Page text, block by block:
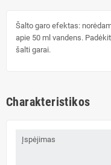
Šalto garo efektas:
apie 50 ml vandens.
šalti garai.
Charakteristikos
Įspėjimas